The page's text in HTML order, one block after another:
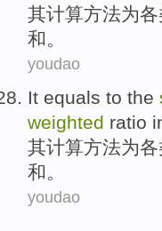
其计算方法为
和。
youdao
It equals to the
weighted ratio
其计算方法为
和 。
youdao